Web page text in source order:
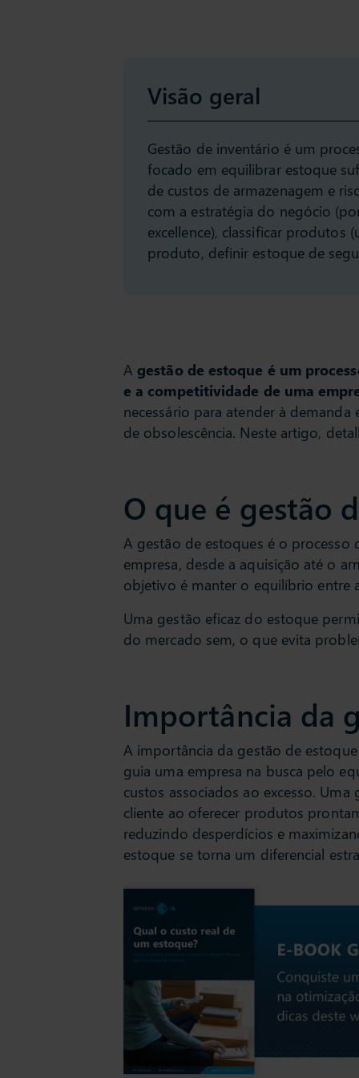
Visão geral
Gestão de inventário é um
focado em equilibrar estoque
de custos de armazenagem e
com a estratégia do negócio
excellence), classificar produtos
produto, definir estoque de
A gestão de estoque é um
e a competitividade de uma
necessário para atender à
de obsolescência. Neste artigo,
O que é gestão
A gestão de estoques é o
empresa, desde a aquisição até o
objetivo é manter o equilíbrio
Uma gestão eficaz do estoque
do mercado sem, o que evita
Importância da
A importância da gestão de
guia uma empresa na busca pelo
custos associados ao excesso.
cliente ao oferecer produtos
reduzindo desperdícios e
estoque se torna um diferencial